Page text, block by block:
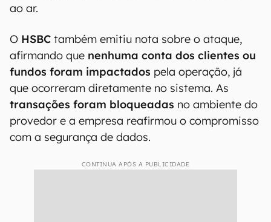
ao ar.
O HSBC também emitiu nota sobre o ataque,
afirmando que nenhuma conta dos clientes ou
fundos foram impactados pela operação, já
que ocorreram diretamente no sistema. As
transações foram bloqueadas no ambiente do
provedor e a empresa reafirmou o compromisso
com a segurança de dados.
CONTINUA APÓS A PUBLICIDADE